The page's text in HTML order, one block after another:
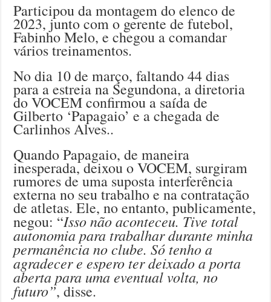
Participou da montagem do elenco de
2023, junto com o gerente de futebol,
Fabinho Melo, e chegou a comandar
vários treinamentos.
No dia 10 de março, faltando 44 dias
para a estreia na Segundona, a diretoria
do VOCEM confirmou a saída de
Gilberto ‘Papagaio’ e a chegada de
Carlinhos Alves..
Quando Papagaio, de maneira
inesperada, deixou o VOCEM, surgiram
rumores de uma suposta interferência
externa no seu trabalho e na contratação
de atletas. Ele, no entanto, publicamente,
negou: “Isso não aconteceu. Tive total
autonomia para trabalhar durante minha
permanência no clube. Só tenho a
agradecer e espero ter deixado a porta
aberta para uma eventual volta, no
futuro”, disse.